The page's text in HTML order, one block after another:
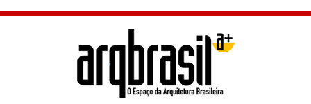
Skip to main content